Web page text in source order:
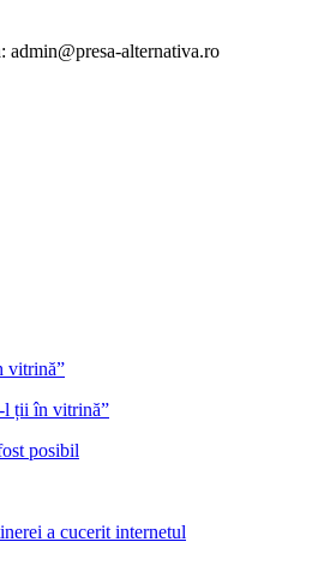
admin@presa-alternativa.ro
l ții în vitrină”
posibil
a cucerit internetul